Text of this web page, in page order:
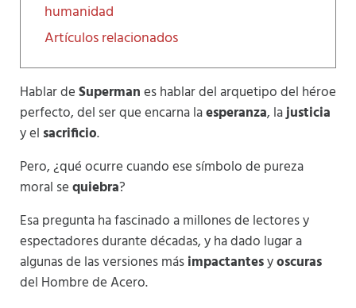
humanidad
Artículos relacionados
Hablar deSupermanes hablar del arquetipo del héroe
perfecto, del ser que encarna laesperanza, lajusticia
y el sacrificio.
Pero, ¿qué ocurre cuando ese símbolo de pureza
moral sequiebra?
Esa pregunta ha fascinado a millones de lectores y
espectadores durante décadas, y ha dado lugar a
algunas de las versiones másimpactantesyoscuras
del Hombre de Acero.